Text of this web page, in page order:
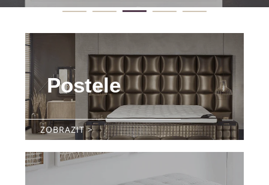
Postele
ZOBRAZIT >